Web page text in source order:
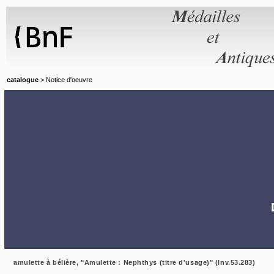
catalogue > Notice d'oeuvre
amulette à bélière, "Amulette : Nephthys (titre d'usage)" (Inv.53.283)